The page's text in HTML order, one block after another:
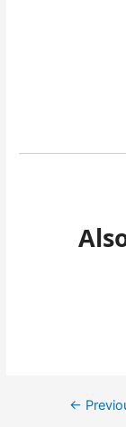
Post←